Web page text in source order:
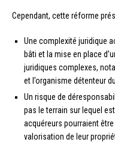
Cependant, cette réforme
Une complexité juridique
bâti et la mise en place
juridiques complexes,
et l’organisme détenteur
Un risque de
pas le terrain sur lequel
acquéreurs pourraient
valorisation de leur